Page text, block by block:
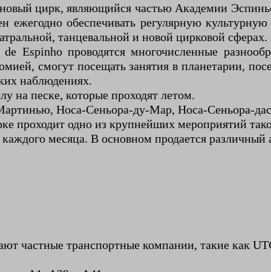
цирк, являющийся частью Академии
ежегодно обеспечивать регулярную
танцевальной и новой цирковой сферах.
проводятся многочисленные
смогут посещать занятия в планетарии,
наблюдениях.
на песке, которые проходят летом.
Носа-Сеньора-ду-Мар, Носа-Сеньора-
проходит одно из крупнейших мероприятий
месяца. В основном продается различный
частные транспортные компании, такие как